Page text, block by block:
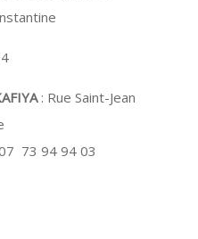
: Rue Saint-Jean
Constantine
94 03